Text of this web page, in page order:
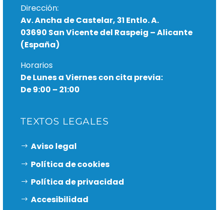
Dirección:
Av. Ancha de Castelar, 31 Entlo. A.
03690 San Vicente del Raspeig – Alicante
(España)
Horarios
De Lunes a Viernes con cita previa:
De 9:00 – 21:00
TEXTOS LEGALES
Aviso legal
Política de cookies
Política de privacidad
Accesibilidad